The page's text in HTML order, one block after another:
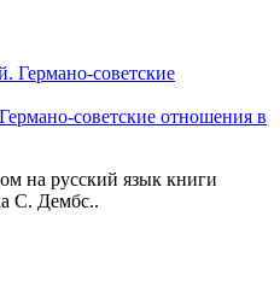
советские отношения в
на русский язык книги
С. Дембс..